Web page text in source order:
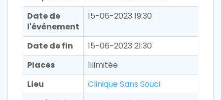
Date de
l'événement
15-06-2023 19:30
Date de fin
15-06-2023 21:30
Places
Illimitée
Lieu
Clinique Sans Souci